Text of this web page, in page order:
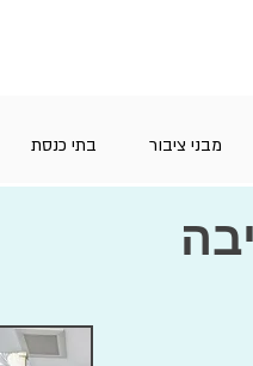
מבני ציבור בתי כנסת